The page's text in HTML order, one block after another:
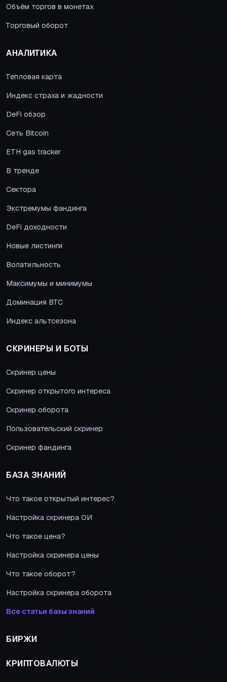
Объём торгов в монетах
Торговый оборот
АНАЛИТИКА
Тепловая карта
Индекс страха и жадности
DeFi обзор
Сеть Bitcoin
ETH gas tracker
В тренде
Сектора
Экстремумы фандинга
DeFi доходности
Новые листинги
Волатильность
Максимумы и минимумы
Доминация BTC
Индекс альтсезона
СКРИНЕРЫ И БОТЫ
Скринер цены
Скринер открытого интереса
Скринер оборота
Пользовательский скринер
Скринер фандинга
БАЗА ЗНАНИЙ
Что такое открытый интерес?
Настройка скринера ОИ
Что такое цена?
Настройка скринера цены
Что такое оборот?
Настройка скринера оборота
Все статьи базы знаний
БИРЖИ
КРИПТОВАЛЮТЫ